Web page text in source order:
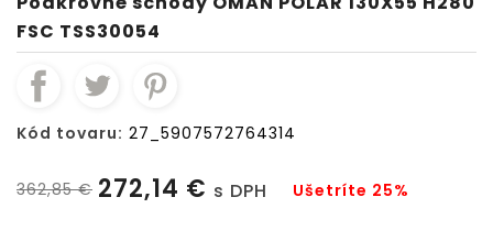
FSC TSS30054
Kód tovaru: 27_5907572764314
362,85 € 272,14 € s DPH Ušetríte 25%